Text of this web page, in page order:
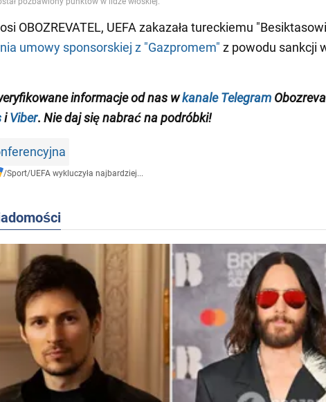
OBOZREVATEL, UEFA zakazała tureckiemu
umowy sponsorskiej z "Gazpromem" z powodu sankcji
informacje od nas wkanale Telegram
iViber. Nie daj się nabrać na podróbki!
/Sport/UEFA wykluczyła najbardziej...